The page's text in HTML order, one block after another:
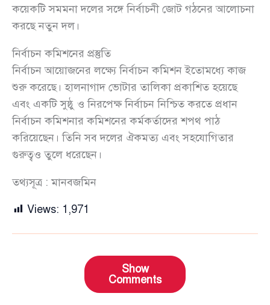
কয়েকটি সমমনা দলের সঙ্গে নির্বাচনী জোট গঠনের আলোচনা
করছে নতুন দল।
নির্বাচন কমিশনের প্রস্তুতি
নির্বাচন আয়োজনের লক্ষ্যে নির্বাচন কমিশন ইতোমধ্যে কাজ
শুরু করেছে। হালনাগাদ ভোটার তালিকা প্রকাশিত হয়েছে
এবং একটি সুষ্ঠু ও নিরপেক্ষ নির্বাচন নিশ্চিত করতে প্রধান
নির্বাচন কমিশনার কমিশনের কর্মকর্তাদের শপথ পাঠ
করিয়েছেন। তিনি সব দলের ঐকমত্য এবং সহযোগিতার
গুরুত্বও তুলে ধরেছেন।
তথ্যসূত্র : মানবজমিন
Views: 1,971
Show
Comments